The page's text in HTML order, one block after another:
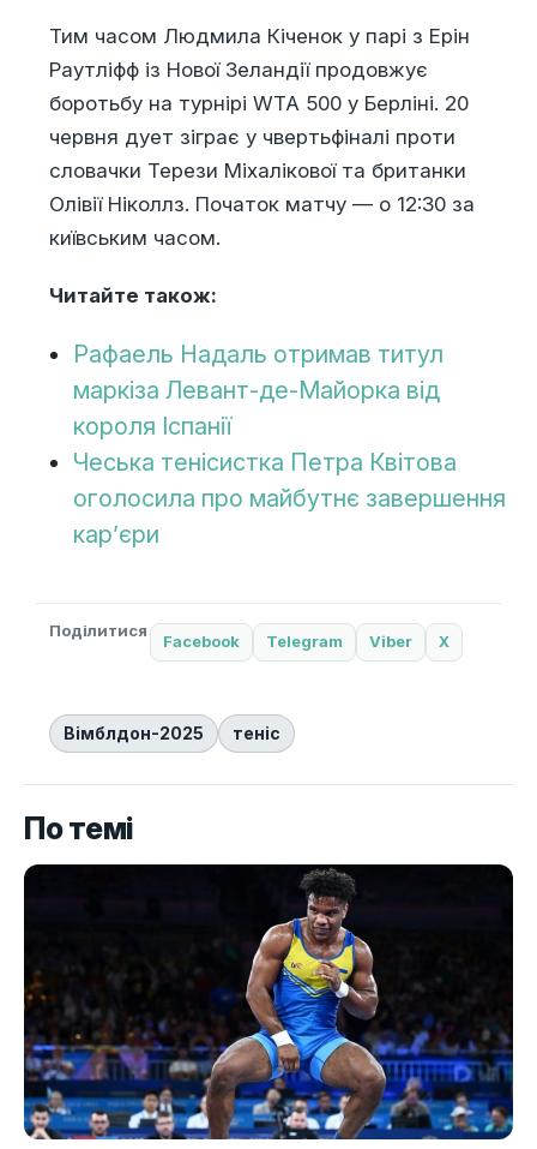
Тим часом Людмила Кіченок у парі з Ерін
Раутліфф із Нової Зеландії продовжує
боротьбу на турнірі WTA 500 у Берліні. 20
червня дует зіграє у чвертьфіналі проти
словачки Терези Міхалікової та британки
Олівії Ніколлз. Початок матчу — о 12:30 за
київським часом.
Читайте також:
Рафаель Надаль отримав титул
маркіза Левант-де-Майорка від
короля Іспанії
Чеська тенісистка Петра Квітова
оголосила про майбутнє завершення
кар’єри
Поділитися
Facebook Telegram Viber X
Вімблдон-2025 теніс
По темі